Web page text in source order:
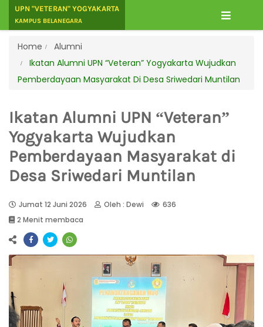
UPN "VETERAN" YOGYAKARTA
KAMPUS BELANEGARA
Home
Alumni
Ikatan Alumni UPN “Veteran” Yogyakarta Wujudkan
Pemberdayaan Masyarakat Di Desa Sriwedari Muntilan
Ikatan Alumni UPN “Veteran”
Yogyakarta Wujudkan
Pemberdayaan Masyarakat di
Desa Sriwedari Muntilan
Jumat 12 Juni 2026 Oleh : Dewi
636
2 Menit membaca